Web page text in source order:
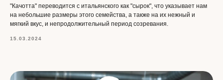
"Качотта" переводится с итальянского как "сырок", что указывает нам
на небольшие размеры этого семейства, а также на их нежный и
мягкий вкус, и непродолжительный период созревания.
15.03.2024
г. Москва, ул. Большая Серпуховская 32с1
Фирменный магазин
«‎Ирант»‎